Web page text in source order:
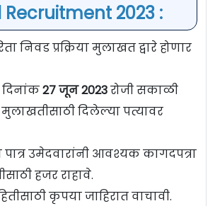
Recruitment 2023 :
निवड प्रक्रिया मुलाखत द्वारे होणार
दिनांक27 जून 2023रोजी सकाळी
मुलाखतीसाठी दिलेल्या पत्यावर
उमेदवारांनी आवश्यक कागदपत्रा
हजर राहावे.
कृपया जाहिरात वाचावी.